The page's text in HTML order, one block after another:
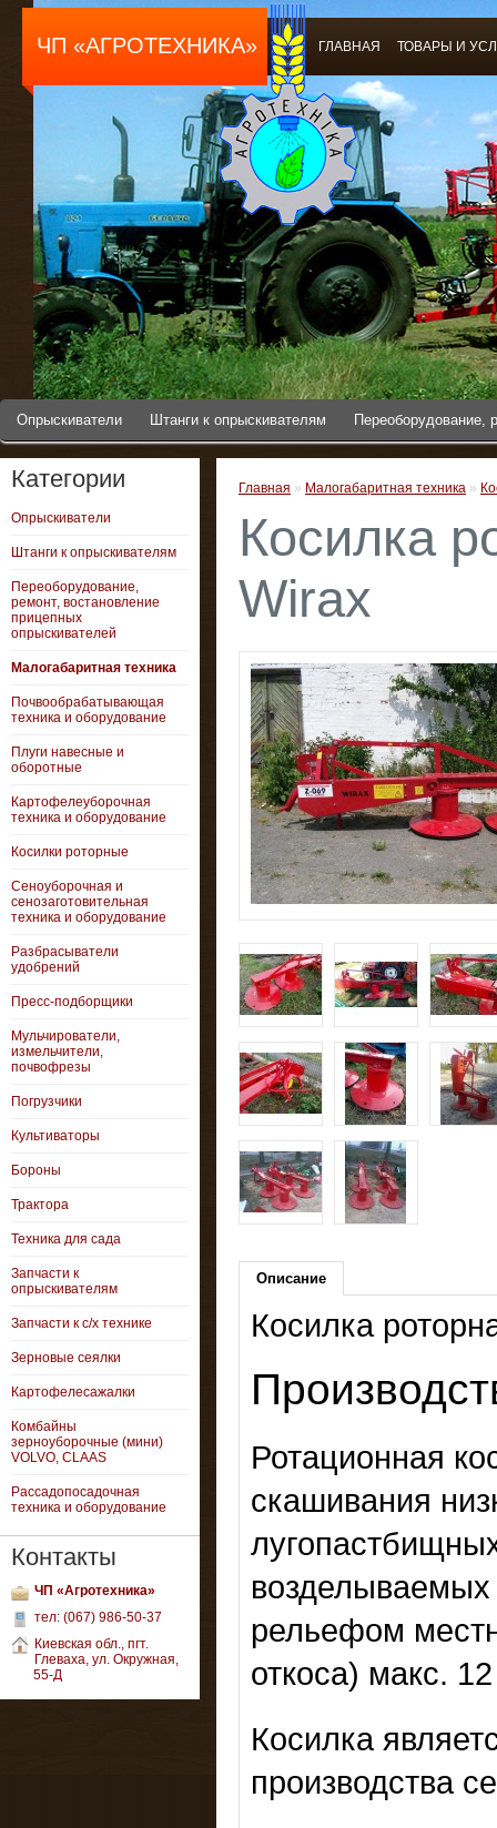
ЧП «АГРОТЕХНИКА» ГЛАВНАЯ ТОВАРЫ И
Опрыскиватели Штанги к опрыскивателям Переоборудование,
Категории
Опрыскиватели
Штанги к опрыскивателям
Переоборудование,
ремонт, востановление
прицепных
опрыскивателей
Малогабаритная техника
Почвообрабатывающая
техника и оборудование
Плуги навесные и
оборотные
Картофелеуборочная
техника и оборудование
Косилки роторные
Сеноуборочная и
сенозаготовительная
техника и оборудование
Разбрасыватели
удобрений
Пресс-подборщики
Мульчирователи,
измельчители,
почвофрезы
Погрузчики
Культиваторы
Бороны
Трактора
Техника для сада
Запчасти к
опрыскивателям
Запчасти к с/х технике
Зерновые сеялки
Картофелесажалки
Комбайны
зерноуборочные (мини)
VOLVO, CLAAS
Рассадопосадочная
техника и оборудование
Контакты
ЧП «Агротехника»
тел: (067) 986-50-37
Киевская обл., пгт.
Глеваха, ул. Окружная,
55-Д
Главная » Малогабаритная техника »
Косилка
Wirax
Описание
Косилка
Ротационная
скашивания
рельефом
откоса) макс.
Косилка
производства